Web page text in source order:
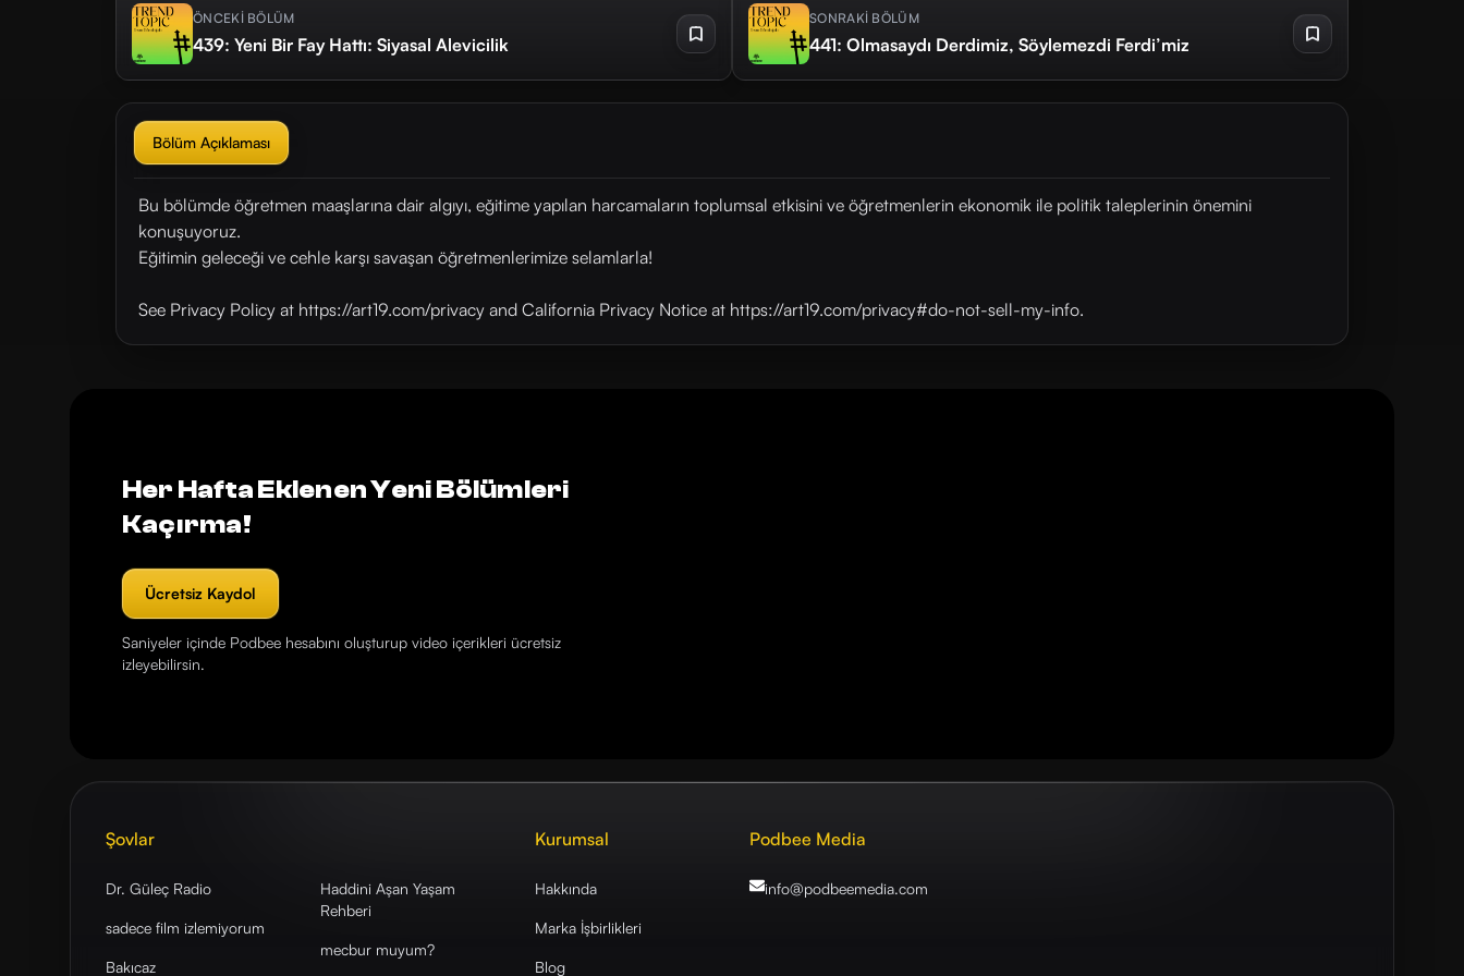
ÖNCEKİ BÖLÜM
439: Yeni Bir Fay Hattı: Siyasal Alevicilik
SONRAKİ BÖLÜM
441: Olmasaydı Derdimiz, Söylemezdi Ferdi’miz
Bölüm Açıklaması
Bu bölümde öğretmen maaşlarına dair algıyı, eğitime yapılan harcamaların toplumsal etkisini ve öğretmenlerin ekonomik ile politik taleplerinin önemini
konuşuyoruz.
Eğitimin geleceği ve cehle karşı savaşan öğretmenlerimize selamlarla!
See Privacy Policy at https://art19.com/privacy and California Privacy Notice at https://art19.com/privacy#do-not-sell-my-info.
Her Hafta Eklenen Yeni Bölümleri
Kaçırma!
Ücretsiz Kaydol
Saniyeler içinde Podbee hesabını oluşturup video içerikleri ücretsiz
izleyebilirsin.
Şovlar
Dr. Güleç Radio
sadece film izlemiyorum
Bakıcaz
Haddini Aşan Yaşam
Rehberi
mecbur muyum?
Kurumsal
Hakkında
Marka İşbirlikleri
Blog
Podbee Media
info@podbeemedia.com